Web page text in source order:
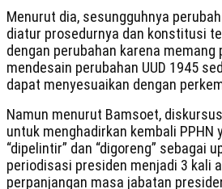
Menurut dia, sesungguhnya
diatur prosedurnya dan konstitusi
dengan perubahan karena memang
mendesain perubahan UUD 1945
dapat menyesuaikan dengan
Namun menurut Bamsoet,
untuk menghadirkan kembali PPHN
“dipelintir” dan “digoreng” sebagai
periodisasi presiden menjadi 3 kali
perpanjangan masa jabatan